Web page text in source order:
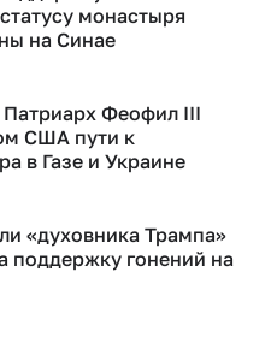
монастыря
на Синае
Феофил III
США пути к
в Газе и Украине
«духовника Трампа»
поддержку гонений на